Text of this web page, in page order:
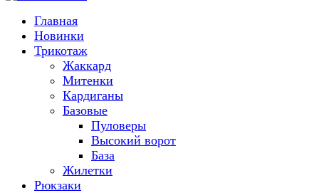
Главная
Новинки
Трикотаж
Жаккард
Митенки
Кардиганы
Базовые
Пуловеры
Высокий ворот
База
Жилетки
Рюкзаки